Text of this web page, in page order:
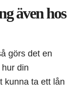
även hos
görs det en
din
kunna ta ett lån